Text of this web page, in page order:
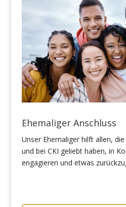
Ehemaliger Anschluss
Unser Ehemaliger hilft allen,
und bei CKI geliebt haben, in
engagieren und etwas